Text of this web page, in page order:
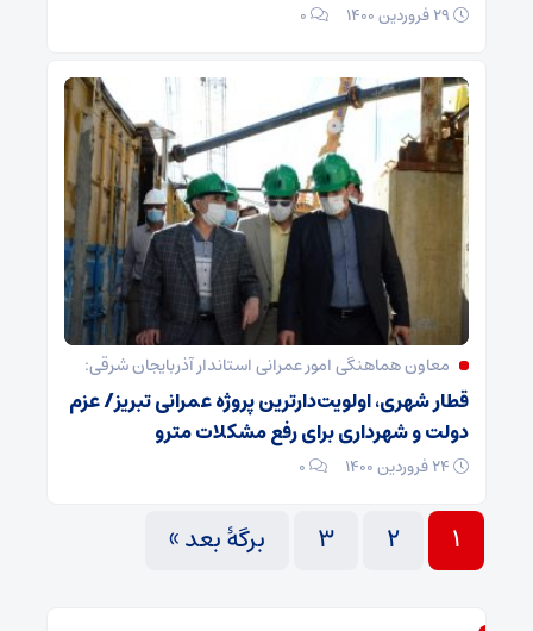
۰
معاون هماهنگی امور عمرانی استاندار آذربایجان شرقی:
قطار شهری، اولویت‌دارترین پروژه عمرانی تبریز/ عزم
دولت و شهرداری برای رفع مشکلات مترو
۰
۱ ۲ ۳ برگهٔ بعد »